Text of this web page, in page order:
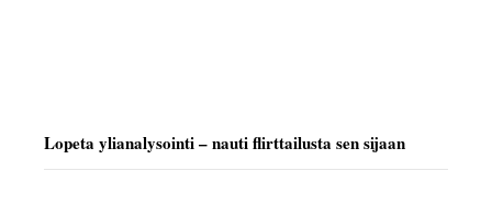
Lopeta ylianalysointi – nauti flirttailusta sen sijaan